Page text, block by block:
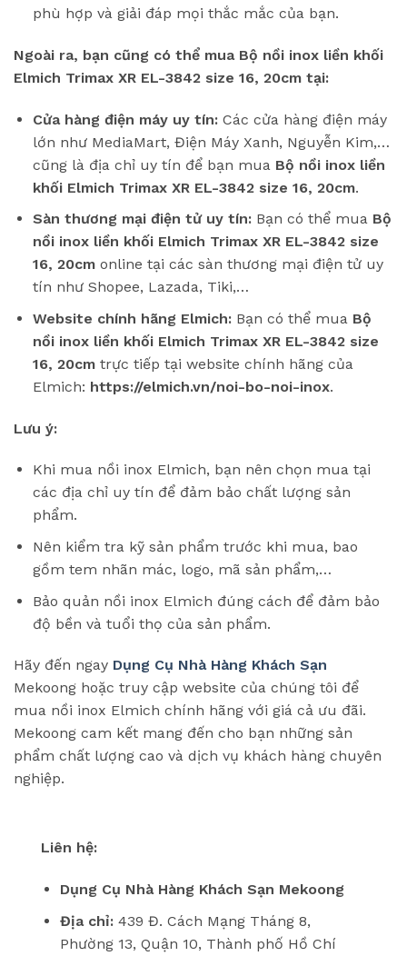
phù hợp và giải đáp mọi thắc mắc của bạn.
Ngoài ra, bạn cũng có thể mua Bộ nồi inox liền khối
Elmich Trimax XR EL-3842 size 16, 20cm tại:
Cửa hàng điện máy uy tín:Các cửa hàng điện máy
lớn như MediaMart, Điện Máy Xanh, Nguyễn Kim,…
cũng là địa chỉ uy tín để bạn mua Bộ nồi inox liền
khối Elmich Trimax XR EL-3842 size 16, 20cm.
Sàn thương mại điện tử uy tín:Bạn có thể mua Bộ
nồi inox liền khối Elmich Trimax XR EL-3842 size
16, 20cmonline tại các sàn thương mại điện tử uy
tín như Shopee, Lazada, Tiki,…
Website chính hãng Elmich:Bạn có thể mua Bộ
nồi inox liền khối Elmich Trimax XR EL-3842 size
16, 20cmtrực tiếp tại website chính hãng của
Elmich: https://elmich.vn/noi-bo-noi-inox.
Lưu ý:
Khi mua nồi inox Elmich, bạn nên chọn mua tại
các địa chỉ uy tín để đảm bảo chất lượng sản
phẩm.
Nên kiểm tra kỹ sản phẩm trước khi mua, bao
gồm tem nhãn mác, logo, mã sản phẩm,…
Bảo quản nồi inox Elmich đúng cách để đảm bảo
độ bền và tuổi thọ của sản phẩm.
Hãy đến ngay Dụng Cụ Nhà Hàng Khách Sạn
Mekoong hoặc truy cập website của chúng tôi để
mua nồi inox Elmich chính hãng với giá cả ưu đãi.
Mekoong cam kết mang đến cho bạn những sản
phẩm chất lượng cao và dịch vụ khách hàng chuyên
nghiệp.
Liên hệ:
Dụng Cụ Nhà Hàng Khách Sạn Mekoong
Địa chỉ:439 Đ. Cách Mạng Tháng 8,
Phường 13, Quận 10, Thành phố Hồ Chí